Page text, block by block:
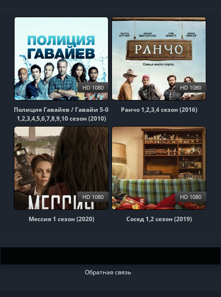
Полиция Гавайев / Гавайи 5-0
1,2,3,4,5,6,7,8,9,10 сезон (2010)
HD 1080
Ранчо 1,2,3,4 сезон (2016)
HD 1080
Мессия 1 сезон (2020)
HD 1080
Сосед 1,2 сезон (2019)
HD 1080
Обратная связь